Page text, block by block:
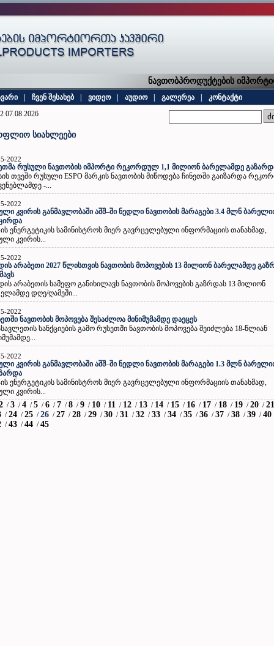
ნავთობპროდუქტების
ჩვენ შესახებ ვიდეო აუდიო გალერეა
კონტაქტი
07.08.2026
სიახლეები
2022
რუსული ნავთობის იმპორტი რეკორდულ 1,1 მილიონ ბარელამდე
თვეში რუსული ESPO მარკის ნავთობის მიწოდება ჩინეთში გაიზარდა
-...
2022
კვირის განმავლობაში აშშ–ში ნედლი ნავთობის მარაგები 3.4 მლნ
ის ენერგეტიკის სამინისტროს მიერ გავრცელებული ინფორმაციის თანახმად,
კვირის...
2022
არაბეთი 2027 წლისთვის ნავთობის მოპოვების 13 მილიონ ბარელამდე
არაბეთის სამეფო განიხილავს ნავთობის მოპოვების გაზრდას 13 მილიონ
დღე/ღამეში...
2022
ნავთობის მოპოვება შესაძლოა მინიმუმამდე დაეცეს
სანქციების გამო რუსეთში ნავთობის მოპოვება შეიძლება 18-წლიან
2022
კვირის განმავლობაში აშშ–ში ნედლი ნავთობის მარაგები 1.3 მლნ
ის ენერგეტიკის სამინისტროს მიერ გავრცელებული ინფორმაციის თანახმად,
კვირის...
/ 3 / 4 / 5 / 6 / 7 / 8 / 9 / 10 / 11 / 12 / 13 / 14 / 15 / 16 / 17 / 18 / 19 / 20 / 21
/ 24 / 25 / 26 / 27 / 28 / 29 / 30 / 31 / 32 / 33 / 34 / 35 / 36 / 37 / 38 / 39 / 40
/ 43 / 44 / 45